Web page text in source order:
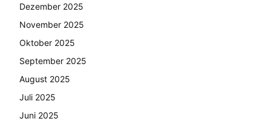
Dezember 2025
November 2025
Oktober 2025
September 2025
August 2025
Juli 2025
Juni 2025